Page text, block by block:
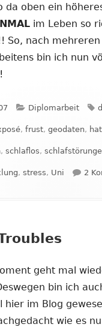
da oben ein
im Leben so
So, nach mehreren
bin ich nun
Kategorien
Diplomarbeit
, frust, geodaten,
, schlaflos,
, stress, Uni 2
geht mal
bin ich
hier im Blog
wie es